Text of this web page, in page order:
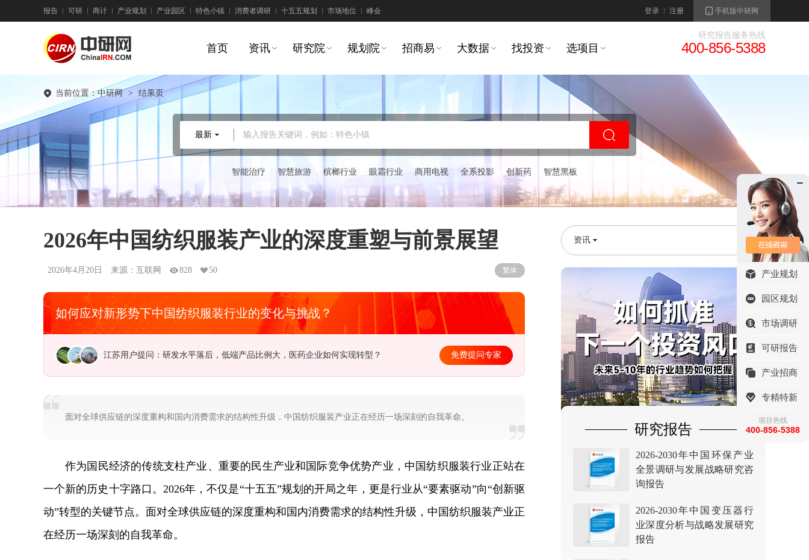
报告 可研 商计 产业规划 产业园区 特色小镇 消费者调研 十五五规划 市场地位 峰会 登录 注册 手机版中研网
首页 资讯 研究院 规划院 招商易 大数据 找投资 选项目
研究报告服务热线
400-856-5388
当前位置：中研网 > 结果页
输入报告关键词，例如：特色小镇
最新
智能治疗 智慧旅游 槟榔行业 眼霜行业 商用电视 全系投影 创新药 智慧黑板
2026年中国纺织服装产业的深度重塑与前景展望
2026年4月20日 来源：互联网 828 50 繁体
如何应对新形势下中国纺织服装行业的变化与挑战？
广东用户提问：中国海洋经济走出去的新路径在哪？该如何去制定长远规划？ 免费提问专家
面对全球供应链的深度重构和国内消费需求的结构性升级，中国纺织服装产业正在经历一场深刻的自我革命。
作为国民经济的传统支柱产业、重要的民生产业和国际竞争优势产业，中国纺织服装行业正站在
一个新的历史十字路口。2026年，不仅是“十五五”规划的开局之年，更是行业从“要素驱动”向“创新驱
动”转型的关键节点。面对全球供应链的深度重构和国内消费需求的结构性升级，中国纺织服装产业正
在经历一场深刻的自我革命。
资讯
研究报告
2026-2030年中国环保产业
全景调研与发展战略研究咨
询报告
2026-2030年中国变压器行
业深度分析与战略发展研究
报告
产业规划
园区规划
市场调研
可研报告
产业招商
专精特新
项目热线
400-856-5388